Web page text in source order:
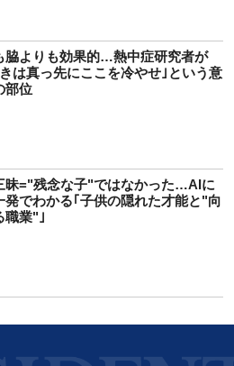
脇よりも効果的…熱中症研究者が
は真っ先にここを冷やせ｣という意
部位
昧="残念な子"ではなかった…AIに
発でわかる｢子供の隠れた才能と"向
職業"｣